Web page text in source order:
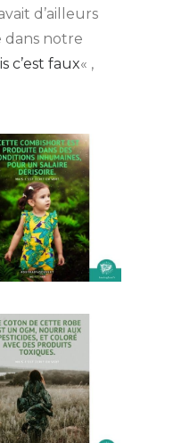
d’ailleurs
dans notre
c’est faux« ,